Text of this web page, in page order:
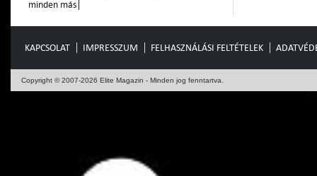
minden más
KAPCSOLAT IMPRESSZUM FELHASZNÁLÁSI FELTÉTELEK
Copyright © 2007-2026 Elite Magazin - Minden jog fenntartva.